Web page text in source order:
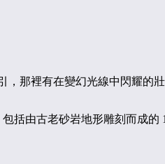
，那裡有在變幻光線中閃耀的壯
括由古老砂岩地形雕刻而成